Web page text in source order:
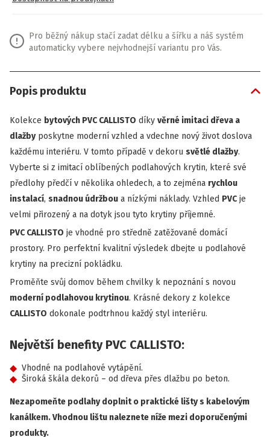
Pro běžný nákup stačí zadat délku a šířku a náš systém
automaticky vybere nejvhodnejší variantu pro Vás.
Popis produktu
Kolekce bytových PVC CALLISTO díky věrné imitaci dřeva a
dlažbyposkytne moderní vzhled a vdechne nový život doslova
každému interiéru. V tomto případě v dekoru světlé dlažby.
Vyberte si z imitací oblíbených podlahových krytin, které své
předlohy předčí v několika ohledech, a to zejména rychlou
instalací, snadnou údržbou a nízkými náklady. Vzhled PVCje
velmi přirozený a na dotyk jsou tyto krytiny příjemné.
PVC CALLISTO je vhodné pro středně zatěžované domácí
prostory. Pro perfektní kvalitní výsledek dbejte u podlahové
krytiny na precizní pokládku.
Proměňte svůj domov během chvilky k nepoznání s novou
moderní podlahovou krytinou. Krásné dekory z kolekce
CALLISTO dokonale podtrhnou každý styl interiéru.
Největší benefity PVC CALLISTO:
Vhodné na podlahové vytápění.
Široká škála dekorů – od dřeva přes dlažbu po beton.
Nezapomeňte podlahy doplnit o praktické lišty s kabelovým
kanálkem. Vhodnou lištu naleznete níže mezi doporučenými
produkty.